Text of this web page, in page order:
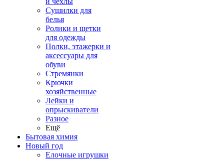
Сушилки для
белья
Ролики и щетки
для одежды
Полки, этажерки и
аксессуары для
обуви
Стремянки
Крючки
хозяйственные
Лейки и
опрыскиватели
Разное
Ещё
Бытовая химия
Новый год
Елочные игрушки